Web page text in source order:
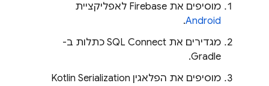
מוסיפים את Firebase לאפליקציית
Android
.
מגדירים את SQL Connect כתלות ב-
Gradle.
מוסיפים את הפלאגין Kotlin Serialization